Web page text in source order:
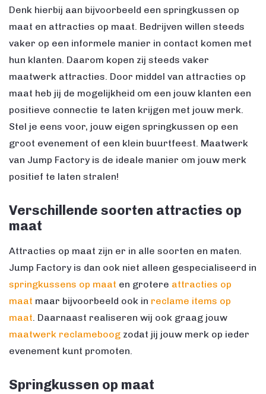
Denk hierbij aan bijvoorbeeld een springkussen op
maat en attracties op maat. Bedrijven willen steeds
vaker op een informele manier in contact komen met
hun klanten. Daarom kopen zij steeds vaker
maatwerk attracties. Door middel van attracties op
maat heb jij de mogelijkheid om een jouw klanten een
positieve connectie te laten krijgen met jouw merk.
Stel je eens voor, jouw eigen springkussen op een
groot evenement of een klein buurtfeest. Maatwerk
van Jump Factory is de ideale manier om jouw merk
positief te laten stralen!
Verschillende soorten attracties op
maat
Attracties op maat zijn er in alle soorten en maten.
Jump Factory is dan ook niet alleen gespecialiseerd in
springkussens op maat en grotere attracties op
maat maar bijvoorbeeld ook in reclame items op
maat. Daarnaast realiseren wij ook graag jouw
maatwerk reclameboog zodat jij jouw merk op ieder
evenement kunt promoten.
Springkussen op maat